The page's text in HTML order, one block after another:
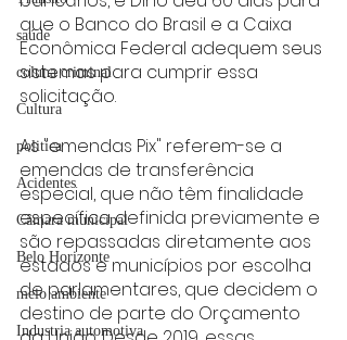
saúde
coluna criminal
Cultura
politica
Acidentes
Câmara municipal
Belo Horizonte
meio ambiente
Industria automotiva
que o Banco do Brasil e a Caixa
Econômica Federal adequem seus
sistemas para cumprir essa
solicitação.
As "emendas Pix" referem-se a
emendas de transferência
especial, que não têm finalidade
específica definida previamente e
são repassadas diretamente aos
estados e municípios por escolha
de parlamentares, que decidem o
destino de parte do Orçamento